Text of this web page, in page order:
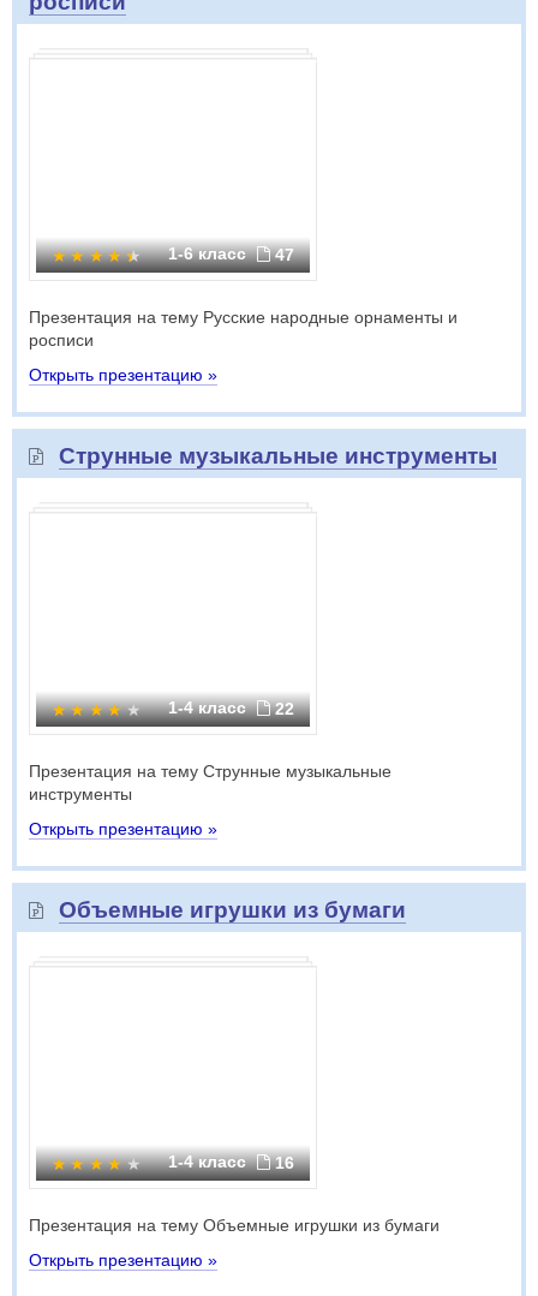
1-6 класс 47
Презентация на тему Русские народные орнаменты и
росписи
Открыть презентацию »
Струнные музыкальные инструменты
1-4 класс 22
Презентация на тему Струнные музыкальные
инструменты
Открыть презентацию »
Объемные игрушки из бумаги
1-4 класс 16
Презентация на тему Объемные игрушки из бумаги
Открыть презентацию »